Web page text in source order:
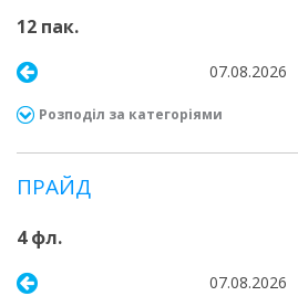
12 пак.
07.08.2026
Розподіл за категоріями
ПРАЙД
4 фл.
07.08.2026